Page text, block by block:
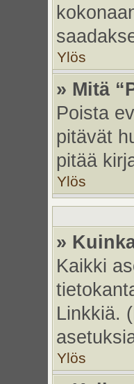
Ylös
» Mitä
Poista
pitävät
pitää
Ylös
»
Kaikki
Linkkiä.
Ylös